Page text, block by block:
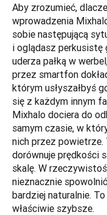
Aby zrozumieć,
wprowadzenia
sobie następującą
i oglądasz perkusistę
uderza pałką w
przez smartfon
którym usłyszałbyś
się z każdym innym
Mixhalo dociera do
samym czasie, w
nich przez powietrze.
dorównuje prędkości
skalę. W
nieznacznie
bardziej naturalnie.
właściwie szybsze.